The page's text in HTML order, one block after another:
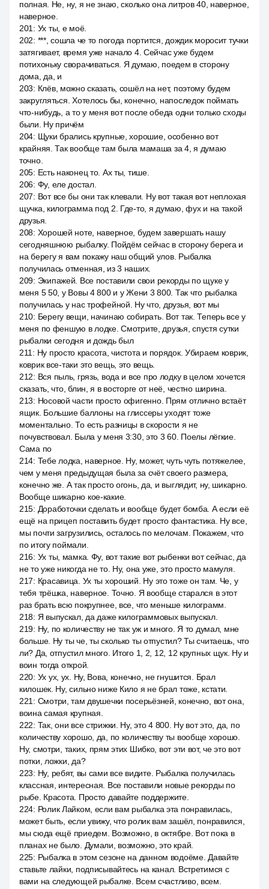
полная. Не, ну, я не знаю, сколько она литров 40, наверное,
наверное.
201 : Ух ты, е моё.
202: ***, сошла че то погода портится, дождик моросит тучки
затягивает, время уже начало 4. Сейчас уже будем
потихоньку сворачиваться. Я думаю, поедем в сторону
дома, да, и
203: Клёв, можно сказать, сошёл на нет, поэтому будем
закругляться. Хотелось бы, конечно, напоследок поймать
что-нибудь, а то у меня вот после обеда одни только сходы
были. Ну причём
204: Щуки брались крупные, хорошие, особенно вот
крайняя. Так вообще там была мамаша за 4, я думаю
точно.
205: Есть наконец то. Ах ты, тише.
206: Фу, еле достал.
207: Вот все бы они так клевали. Ну вот такая вот неплохая
щучка, килограмма под 2. Где-то, я думаю, фух и на такой
друзья.
208: Хорошей ноте, наверное, будем завершать нашу
сегодняшнюю рыбалку. Пойдём сейчас в сторону берега и
на берегу я вам покажу наш общий улов. Рыбалка
получилась отменная, из 3 наших.
209: Экипажей. Все поставили свои рекорды по щуке у
меня 5 50, у Вовы 4 800 и у Жени 3 800. Так что рыбалка
получилась у нас трофейной. Ну что, друзья, вот мы
210: Берегу вещи, начинаю собирать. Вот так. Теперь все у
меня по феншую в лодке. Смотрите, друзья, спустя сутки
рыбалки сегодня и дождь был
211 : Ну просто красота, чистота и порядок. Убираем коврик,
коврик все-таки это вещь, это вещь.
212: Вся пыль, грязь, вода и все про лодку в целом хочется
сказать, что, блин, я в восторге от неё, честно ширина.
213: Носовой части просто офигенно. Прям отлично встаёт
ящик. Большие баллоны на глиссеры уходят тоже
моментально. То есть разницы в скорости я не
почувствовал. Была у меня 3:30, это 3 60. Поелы лёгкие.
Сама по
214: Тебе лодка, наверное. Ну, может, чуть чуть потяжелее,
чем у меня предыдущая была за счёт своего размера,
конечно же. А так просто огонь, да, и выглядит, ну, шикарно.
Вообще шикарно кое-какие.
215: Доработочки сделать и вообще будет бомба. А если её
ещё на прицеп поставить будет просто фантастика. Ну все,
мы почти загрузились, осталось по мелочам. Покажем, что
по итогу поймали.
216: Ух ты, мамка. Фу, вот такие вот рыбенки вот сейчас, да
не то уже никогда не то. Ну, она уже, это просто мамуля.
217: Красавица. Ух ты хороший. Ну это тоже он там. Че, у
тебя трёшка, наверное. Точно. Я вообще старался в этот
раз брать всю покрупнее, все, что меньше килограмм.
218: Я выпускал, да даже килограммовых выпускал.
219: Ну, по количеству не так уж и много. Я то думал, мне
больше. Ну ты че, ты сколько ты отпустил? Ты считаешь, что
ли? Да, отпустил много. Итого 1, 2, 12, 12 крупных щук. Ну и
воин тогда открой.
220: Ух ух, ух. Ну, Вова, конечно, не гнушится. Брал
килошек. Ну, сильно ниже Кило я не брал тоже, кстати.
221 : Смотри, там двушечки посерьёзней, конечно, вот она,
воина самая крупная.
222: Так, они все стрижки. Ну, это 4 800. Ну вот это, да, по
количеству хорошо, да, по количеству ты вообще хорошо.
Ну, смотри, таких, прям этих Шибко, вот эти вот, че это вот
потки, ложки, да?
223: Ну, ребят, вы сами все видите. Рыбалка получилась
классная, интересная. Все поставили новые рекорды по
рыбе. Красота. Просто давайте поддержите.
224: Ролик Лайком, если вам рыбалка эта понравилась,
может быть, если увижу, что ролик вам зашёл, понравился,
мы сюда ещё приедем. Возможно, в октябре. Вот пока в
планах не было. Думали, возможно, это край.
225: Рыбалка в этом сезоне на данном водоёме. Давайте
ставьте лайки, подписывайтесь на канал. Встретимся с
вами на следующей рыбалке. Всем счастливо, всем.